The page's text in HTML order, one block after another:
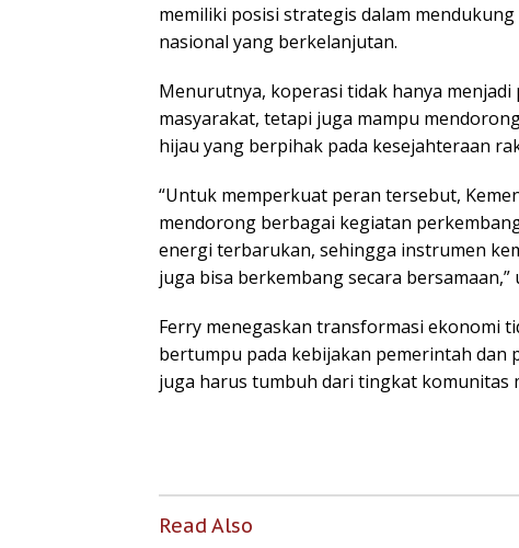
memiliki posisi strategis dalam
nasional yang berkelanjutan.
Menurutnya, koperasi tidak hanya
masyarakat, tetapi juga mampu
hijau yang berpihak pada kesejahteraan
“Untuk memperkuat peran tersebut,
mendorong berbagai kegiatan
energi terbarukan, sehingga instrumen
juga bisa berkembang secara bersamaan,”
Ferry menegaskan transformasi ekonomi
bertumpu pada kebijakan pemerintah dan
juga harus tumbuh dari tingkat komunitas
Read Also